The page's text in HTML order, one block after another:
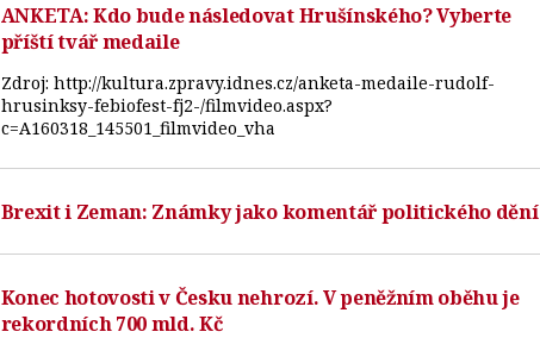
ANKETA: Kdo bude následovat Hrušínského? Vyberte
příští tvář medaile
Zdroj: http://kultura.zpravy.idnes.cz/anketa-medaile-rudolf-
hrusinksy-febiofest-fj2-/filmvideo.aspx?
c=A160318_145501_filmvideo_vha
Brexit i Zeman: Známky jako komentář politického dění
Konec hotovosti v Česku nehrozí. V peněžním oběhu je
rekordních 700 mld. Kč